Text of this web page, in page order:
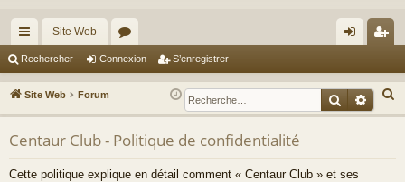
cc
ès
ra
pi
Site Web
or
u
m
s
ne
xi
nr
eg
Rechercher Connexion S’enregistrer
Site Web Forum
e
Centaur Club - Politique de confidentialité
Cette politique explique en détail comment « Centaur Club » et ses